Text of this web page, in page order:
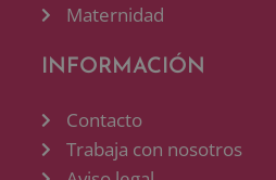
Maternidad
INFORMACIÓN
Contacto
Trabaja con nosotros